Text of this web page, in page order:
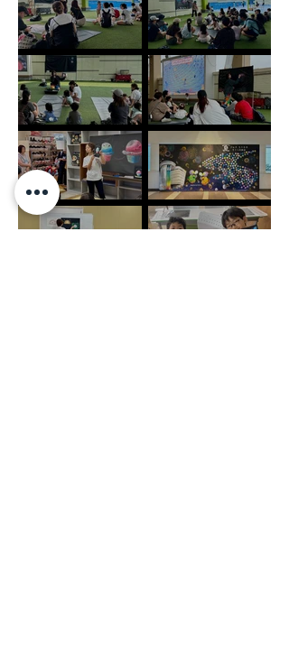
ーク「青空チョークアート教室」/ 愛
知県安城市/ #愛知県 #ワークショッ
プ ＃クリスマス #ファミリーイベン
ト ＃アートイベント
ーク「青空チョークアート教室」/ 愛
知県安城市/ #愛知県 #ワークショッ
プ ＃クリスマス #ファミリーイベン
ト ＃アートイベント
ららぽーと安城/よぞらのチョークパ
ーク「青空チョークアート教室」第四
弾/ 愛知県安城市/ #愛知県 #ワーク
ショップ #ファミリーイベント ＃ア
ートイベント
ららぽーと安城/よぞらのチョークパ
ーク「青空チョークアート教室」第三
弾/ 愛知県安城市/ #愛知県 #ワーク
ショップ #ファミリーイベント ＃ア
ートイベント
ららぽーと安城/よぞらのチョークパ
ーク「青空チョークアート教室」第二
弾 /愛知県安城市/ #愛知県 #ワーク
ショップ #ファミリーイベント ＃ア
ートイベント
ーク「青空チョークアート教室」第一
弾 /愛知県安城市/ #愛知県 #ワーク
ショップ #ファミリーイベント ＃ア
ートイベント
みなとみらい東急スクエア/チョーク
アーティスト体験【看板編】 / 神奈川
参加型巨大チョークアート&参加型ワ
ークショップ / そごう大宮/埼玉県大